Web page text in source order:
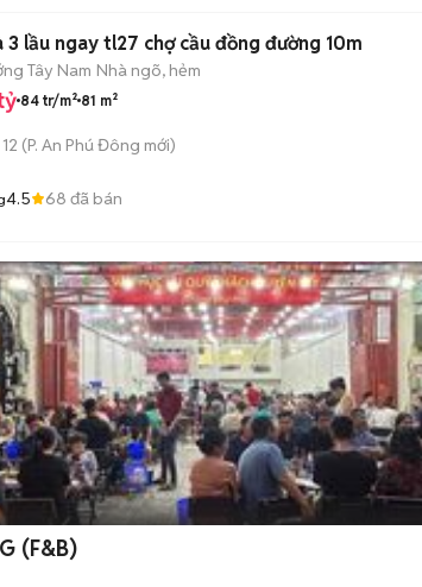
Bán nhà 3 lầu ngay tl27 chợ cầu đồng đường 10m
Tây Nam Nhà ngõ, hẻm
84 tr/m² 81 m²
(P. An Phú Đông mới)
4.5 68 đã bán
(F&B)